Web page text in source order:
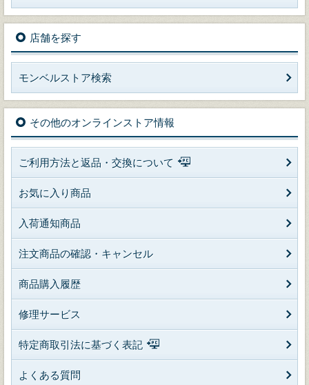
店舗を探す
モンベルストア検索
その他のオンラインストア情報
ご利用方法と返品・交換について
お気に入り商品
入荷通知商品
注文商品の確認・キャンセル
商品購入履歴
修理サービス
特定商取引法に基づく表記
よくある質問